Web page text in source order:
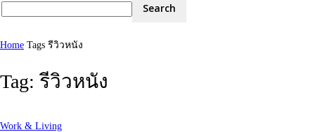
Home Tags รีวิวหนัง
Tag: รีวิวหนัง
Work & Living